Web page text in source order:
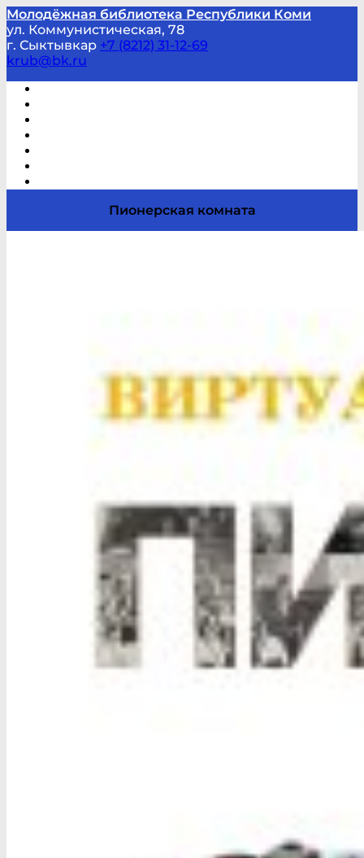
Молодёжная библиотека Республики Коми
ул. Коммунистическая, 78
г. Сыктывкар +7 (8212) 31-12-69
krub@bk.ru
Пионерская комната